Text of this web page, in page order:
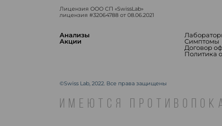
Лицензия ООО СП «SwissLab»
лицензия #32064788 от 08.06.2021
Анализы
Акции
Симптомы
Договор
Политика
©Swiss Lab, 2022. Все права защищены
ИМЕЮТСЯ